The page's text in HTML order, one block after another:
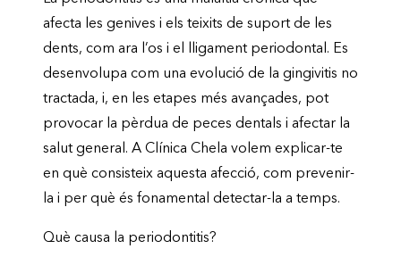
afecta les genives i els teixits de suport de les
dents, com ara l’os i el lligament periodontal. Es
desenvolupa com una evolució de la gingivitis no
tractada, i, en les etapes més avançades, pot
provocar la pèrdua de peces dentals i afectar la
salut general. A Clínica Chela volem explicar-te
en què consisteix aquesta afecció, com prevenir-
la i per què és fonamental detectar-la a temps.
Què causa la periodontitis?